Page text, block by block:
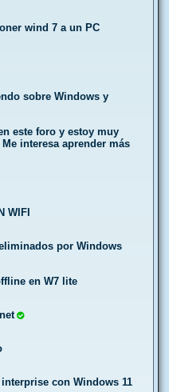
wind 7 a un PC
sobre Windows y
este foro y estoy muy
interesa aprender más
WIFI
por Windows
en W7 lite
con Windows 11